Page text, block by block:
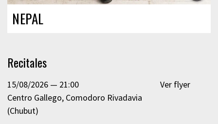
NEPAL
Recitales
15/08/2026
21:00
Centro Gallego Comodoro Rivadavia
(Chubut)
Ver flyer